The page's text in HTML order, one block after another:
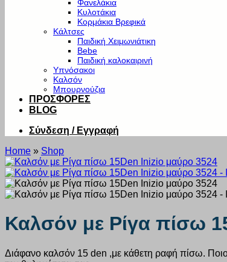
Φανελάκια
Κυλοτάκια
Κορμάκια Βρεφικά
Κάλτσες
Παιδική Χειμωνιάτικη
Bebe
Παιδική καλοκαιρινή
Υπνόσακοι
Καλσόν
Μπουρνούζια
ΠΡΟΣΦΟΡΕΣ
BLOG
Σύνδεση / Εγγραφή
Home » Shop
Καλσόν με Ρίγα πίσω
Διάφανο καλσόν 15 den ,με κάθετη ραφή πίσω.